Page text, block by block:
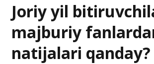
Joriy yil
majburiy
natijalari qanday?